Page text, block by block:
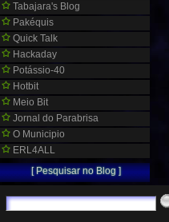
Tabajara's Blog
Pakéquis
Quick Talk
Hackaday
Potássio-40
Hotbit
Meio Bit
Jornal do Parabrisa
O Municipio
ERL4ALL
[ Pesquisar no Blog ]